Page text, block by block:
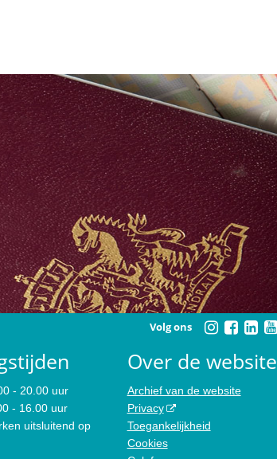
Volg ons
- 20.00 uur
- 16.00 uur
uitsluitend op
Over de website
Archief van de website
Privacy
Toegankelijkheid
Cookies